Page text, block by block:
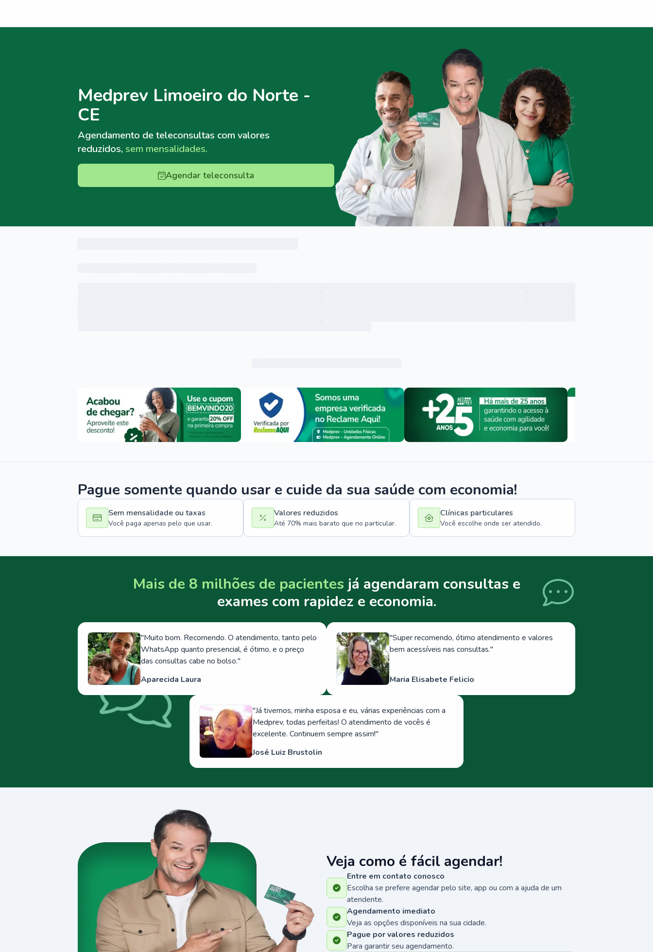
Medprev Limoeiro do Norte -
CE
Agendamento de teleconsultas com valores
reduzidos, sem mensalidades.
Agendar teleconsulta
Menu lateral
Pague somente quando usar e cuide da sua saúde com economia!
Sem mensalidade ou taxas
Você paga apenas pelo que usar.
Valores reduzidos
Até 70% mais barato que no particular.
Clínicas particulares
Você escolhe onde ser atendido.
Mais de 8 milhões de pacientes já agendaram consultas e
exames com rapidez e economia.
"Muito bom. Recomendo. O atendimento, tanto pelo
WhatsApp quanto presencial, é ótimo, e o preço
das consultas cabe no bolso."
Aparecida Laura
"Super recomendo, ótimo atendimento e valores
bem acessíveis nas consultas."
Maria Elisabete Felicio
"Já tivemos, minha esposa e eu, várias experiências com a
Medprev, todas perfeitas! O atendimento de vocês é
excelente. Continuem sempre assim!"
José Luiz Brustolin
Veja como é fácil agendar!
Entre em contato conosco
Escolha se prefere agendar pelo site, app ou com a ajuda de um
atendente.
Agendamento imediato
Veja as opções disponíveis na sua cidade.
Pague por valores reduzidos
Para garantir seu agendamento.